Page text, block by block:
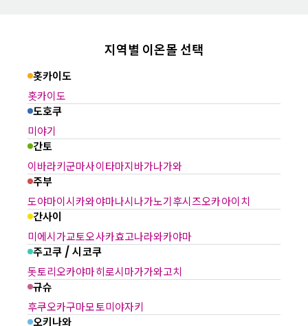
지역별 이온몰 선택
홋카이도
홋카이도
도호쿠
미야기
간토
이바라키군마사이타마지바가나가와
주부
도야마이시카와야마나시나가노기후시즈오카아이치
간사이
미에시가교토오사카효고나라와카야마
주고쿠 / 시코쿠
돗토리오카야마히로시마가가와고치
규슈
후쿠오카구마모토미야자키
오키나와